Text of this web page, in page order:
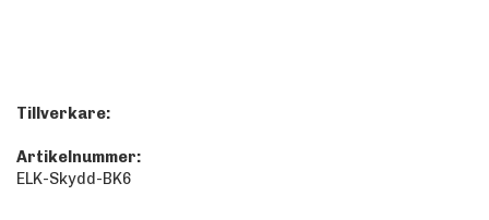
Tillverkare:
Artikelnummer:
ELK-Skydd-BK6